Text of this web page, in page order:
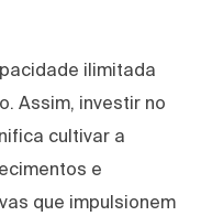
ilimitada
Assim, investir no
cultivar a
e
que impulsionem